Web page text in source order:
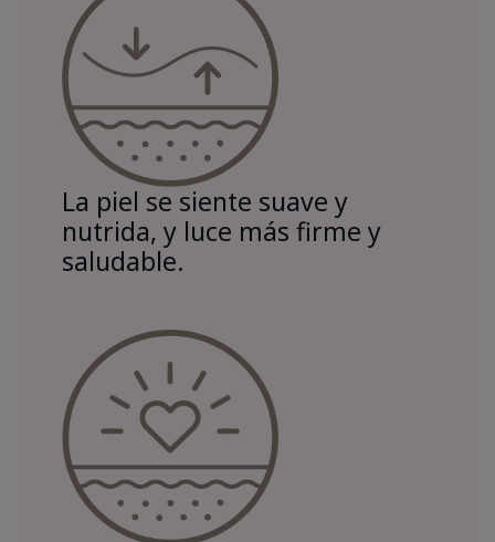
La piel se siente suave y
nutrida, y luce más firme y
saludable.